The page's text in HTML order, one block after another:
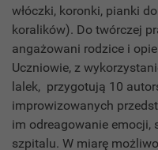
włóczki, koronki, pianki
koralików). Do twórczej
angażowani rodzice i
Uczniowie, z
lalek, przygotują 10
improwizowanych
im odreagowanie emocji,
szpitalu. W miarę